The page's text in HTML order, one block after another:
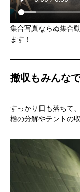
集合写真ならぬ集合
ます！
撤収もみんな
すっかり日も落ちて
櫓の分解やテントの